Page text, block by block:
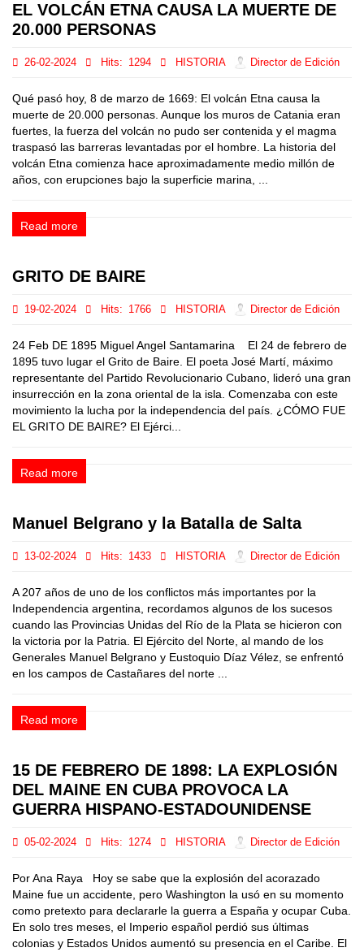
EL VOLCÁN ETNA CAUSA LA MUERTE DE
20.000 PERSONAS
26-02-2024 Hits: 1294 HISTORIA Director de Edición
Qué pasó hoy, 8 de marzo de 1669: El volcán Etna causa la
muerte de 20.000 personas. Aunque los muros de Catania eran
fuertes, la fuerza del volcán no pudo ser contenida y el magma
traspasó las barreras levantadas por el hombre. La historia del
volcán Etna comienza hace aproximadamente medio millón de
años, con erupciones bajo la superficie marina, ...
Read more
GRITO DE BAIRE
19-02-2024 Hits: 1766 HISTORIA Director de Edición
24 Feb DE 1895 Miguel Angel Santamarina El 24 de febrero de
1895 tuvo lugar el Grito de Baire. El poeta José Martí, máximo
representante del Partido Revolucionario Cubano, lideró una gran
insurrección en la zona oriental de la isla. Comenzaba con este
movimiento la lucha por la independencia del país. ¿CÓMO FUE
EL GRITO DE BAIRE? El Ejérci...
Read more
Manuel Belgrano y la Batalla de Salta
13-02-2024 Hits: 1433 HISTORIA Director de Edición
A 207 años de uno de los conflictos más importantes por la
Independencia argentina, recordamos algunos de los sucesos
cuando las Provincias Unidas del Río de la Plata se hicieron con
la victoria por la Patria. El Ejército del Norte, al mando de los
Generales Manuel Belgrano y Eustoquio Díaz Vélez, se enfrentó
en los campos de Castañares del norte ...
Read more
15 DE FEBRERO DE 1898: LA EXPLOSIÓN
DEL MAINE EN CUBA PROVOCA LA
GUERRA HISPANO-ESTADOUNIDENSE
05-02-2024 Hits: 1274 HISTORIA Director de Edición
Por Ana Raya Hoy se sabe que la explosión del acorazado
Maine fue un accidente, pero Washington la usó en su momento
como pretexto para declararle la guerra a España y ocupar Cuba.
En solo tres meses, el Imperio español perdió sus últimas
colonias y Estados Unidos aumentó su presencia en el Caribe. El